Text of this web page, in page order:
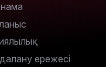
ережесі